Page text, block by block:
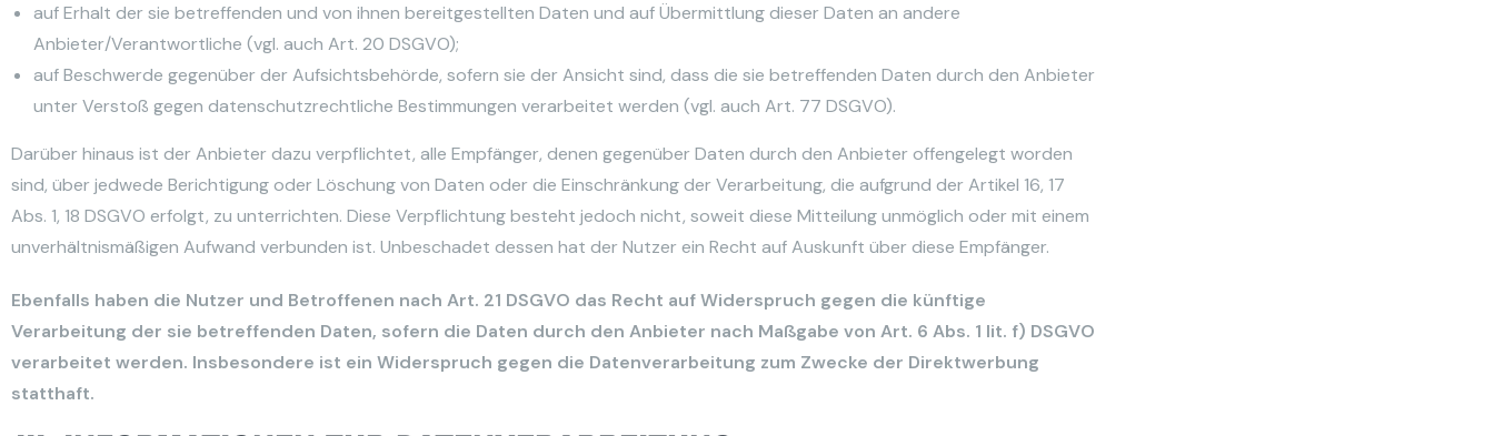
auf Erhalt der sie betreffenden und von ihnen bereitgestellten Daten und auf Übermittlung dieser Daten an andere
Anbieter/Verantwortliche (vgl. auch Art. 20 DSGVO);
auf Beschwerde gegenüber der Aufsichtsbehörde, sofern sie der Ansicht sind, dass die sie betreffenden Daten durch den Anbieter
unter Verstoß gegen datenschutzrechtliche Bestimmungen verarbeitet werden (vgl. auch Art. 77 DSGVO).
Darüber hinaus ist der Anbieter dazu verpflichtet, alle Empfänger, denen gegenüber Daten durch den Anbieter offengelegt worden
sind, über jedwede Berichtigung oder Löschung von Daten oder die Einschränkung der Verarbeitung, die aufgrund der Artikel 16, 17
Abs. 1, 18 DSGVO erfolgt, zu unterrichten. Diese Verpflichtung besteht jedoch nicht, soweit diese Mitteilung unmöglich oder mit einem
unverhältnismäßigen Aufwand verbunden ist. Unbeschadet dessen hat der Nutzer ein Recht auf Auskunft über diese Empfänger.
Ebenfalls haben die Nutzer und Betroffenen nach Art. 21 DSGVO das Recht auf Widerspruch gegen die künftige
Verarbeitung der sie betreffenden Daten, sofern die Daten durch den Anbieter nach Maßgabe von Art. 6 Abs. 1 lit. f) DSGVO
verarbeitet werden. Insbesondere ist ein Widerspruch gegen die Datenverarbeitung zum Zwecke der Direktwerbung
statthaft.